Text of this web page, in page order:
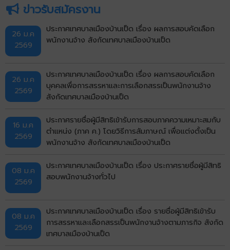
ข่าวรับสมัครงาน
26 ม.ค
2569
ประกาศเทศบาลเมืองบ้านเป็ด เรื่อง ผลการสอบคัดเลือก
พนักงานจ้าง สังกัดเทศบาลเมืองบ้านเป็ด
26 ม.ค
2569
ประกาศเทศบาลเมืองบ้านเป็ด เรื่อง ผลการสอบคัดเลือก
บุคคลเพื่อการสรรหาและการเลือกสรรเป็นพนักงานจ้าง
สังกัดเทศบาลเมืองบ้านเป็ด
16 ม.ค
2569
ประกาศรายชื่อผู้มีสิทธิเข้ารับการสอบภาคความเหมาะสมกับ
ตำแหน่ง (ภาค ค.) โดยวิธีการสัมภาษณ์ เพื่อแต่งตั้งเป็น
พนักงานจ้าง สังกัดเทศบาลเมืองบ้านเป็ด
08 ม.ค
2569
ประกาศเทศบาลเมืองบ้านเป็ด เรื่อง ประกาศรายชื่อผู้มีสิทธิ
สอบพนักงานจ้างทั่วไป
08 ม.ค
2569
ประกาศเทศบาลเมืองบ้านเป็ด เรื่อง รายชื่อผู้มีสิทธิเข้ารับ
การสรรหาและเลือกสรรเป็นพนักงานจ้างตามภารกิจ สังกัด
เทศบาลเมืองบ้านเป็ด